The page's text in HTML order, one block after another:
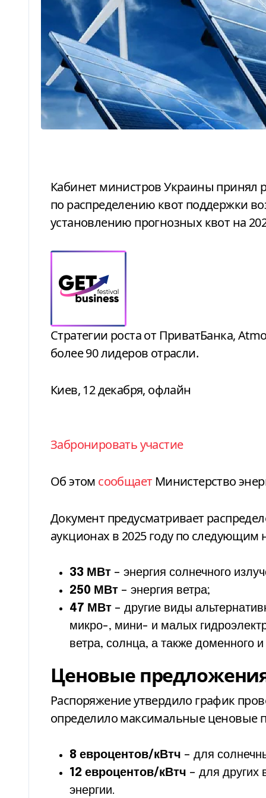
Кабинет министров Украины принял распоряжение о проведении аукционов
по распределению квот поддержки
установлению прогнозных квот на
Стратегии роста от ПриватБанка, Atmosfera, ALVIVA GROUP, Bunny Academy и
более 90 лидеров отрасли.
Киев, 12 декабря, офлайн
Забронировать участие
Об этом сообщает Министерство
Документ предусматривает
аукционах в 2025 году по следующим
33 МВт – энергия солнечного
250 МВт – энергия ветра;
47 МВт – другие виды
микро-, мини- и малых
ветра, солнца, а также доменного
Ценовые
Распоряжение утвердило график
определило максимальные ценовые
8 евроцентов/кВтч – для
12 евроцентов/кВтч – для других
энергии.